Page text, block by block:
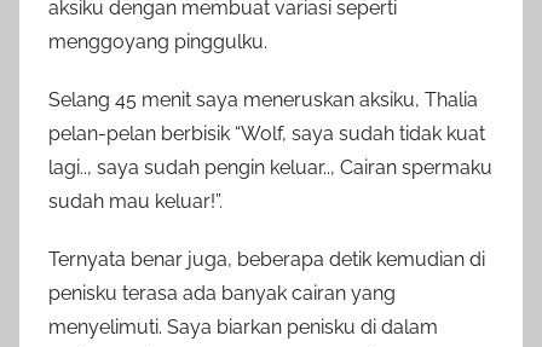
aksiku dengan membuat variasi seperti
menggoyang pinggulku.
Selang 45 menit saya meneruskan aksiku, Thalia
pelan-pelan berbisik “Wolf, saya sudah tidak kuat
lagi.., saya sudah pengin keluar.., Cairan spermaku
sudah mau keluar!”.
Ternyata benar juga, beberapa detik kemudian di
penisku terasa ada banyak cairan yang
menyelimuti. Saya biarkan penisku di dalam